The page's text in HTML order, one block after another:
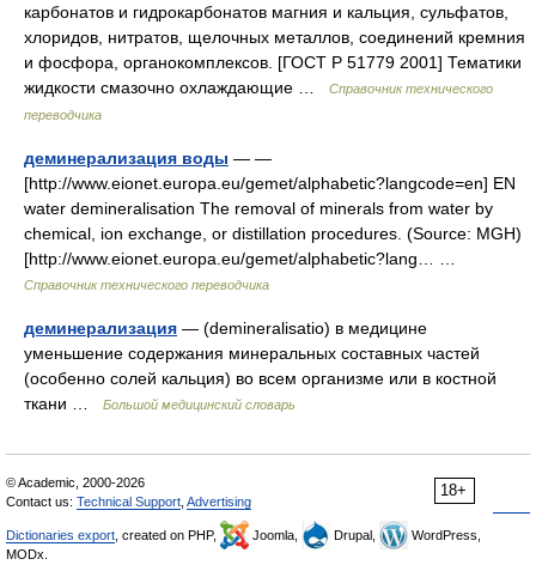
карбонатов и гидрокарбонатов магния и кальция, сульфатов,
хлоридов, нитратов, щелочных металлов, соединений кремния
и фосфора, органокомплексов. [ГОСТ Р 51779 2001] Тематики
жидкости смазочно охлаждающие …
Справочник технического
переводчика
деминерализация воды — —
[http://www.eionet.europa.eu/gemet/alphabetic?langcode=en] EN
water demineralisation The removal of minerals from water by
chemical, ion exchange, or distillation procedures. (Source: MGH)
[http://www.eionet.europa.eu/gemet/alphabetic?lang… …
Справочник технического переводчика
деминерализация — (demineralisatio) в медицине
уменьшение содержания минеральных составных частей
(особенно солей кальция) во всем организме или в костной
ткани …
Большой медицинский словарь
18+
© Academic, 2000-2026
Contact us: Technical Support Advertising
Dictionaries export , created on PHP, Joomla, Drupal,
WordPress,
MODx.